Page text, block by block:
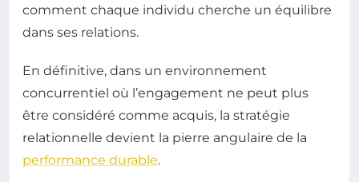
comment chaque individu cherche un équilibre
dans ses relations.
En définitive, dans un environnement
concurrentiel où l’engagement ne peut plus
être considéré comme acquis, la stratégie
relationnelle devient la pierre angulaire de la
performance durable.